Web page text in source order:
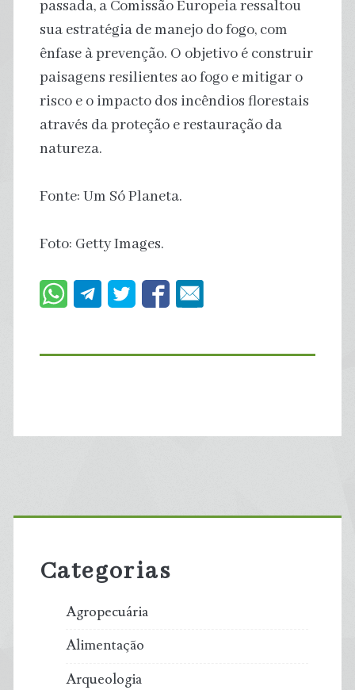
passada, a Comissão Europeia ressaltou
sua estratégia de manejo do fogo, com
ênfase à prevenção. O objetivo é construir
paisagens resilientes ao fogo e mitigar o
risco e o impacto dos incêndios florestais
através da proteção e restauração da
natureza.
Fonte: Um Só Planeta.
Foto: Getty Images.
Primary
Sidebar
Categorias
Agropecuária
Alimentação
Arqueologia